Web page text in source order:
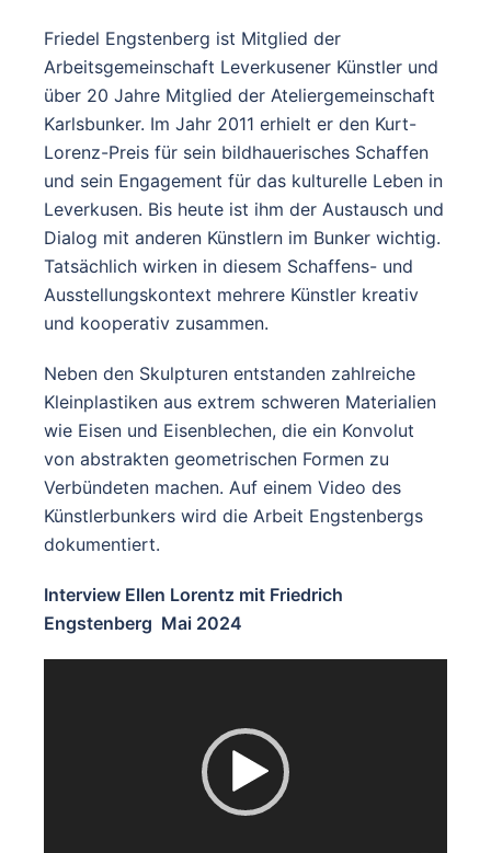
Friedel Engstenberg ist Mitglied der
Arbeitsgemeinschaft Leverkusener Künstler und
über 20 Jahre Mitglied der Ateliergemeinschaft
Karlsbunker. Im Jahr 2011 erhielt er den Kurt-
Lorenz-Preis für sein bildhauerisches Schaffen
und sein Engagement für das kulturelle Leben in
Leverkusen. Bis heute ist ihm der Austausch und
Dialog mit anderen Künstlern im Bunker wichtig.
Tatsächlich wirken in diesem Schaffens- und
Ausstellungskontext mehrere Künstler kreativ
und kooperativ zusammen.
Neben den Skulpturen entstanden zahlreiche
Kleinplastiken aus extrem schweren Materialien
wie Eisen und Eisenblechen, die ein Konvolut
von abstrakten geometrischen Formen zu
Verbündeten machen. Auf einem Video des
Künstlerbunkers wird die Arbeit Engstenbergs
dokumentiert.
Interview Ellen Lorentz mit Friedrich
Engstenberg Mai 2024